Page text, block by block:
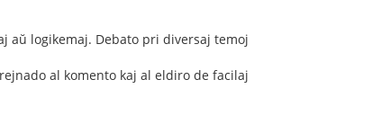
aŭ logikemaj. Debato pri diversaj temoj
al komento kaj al eldiro de facilaj